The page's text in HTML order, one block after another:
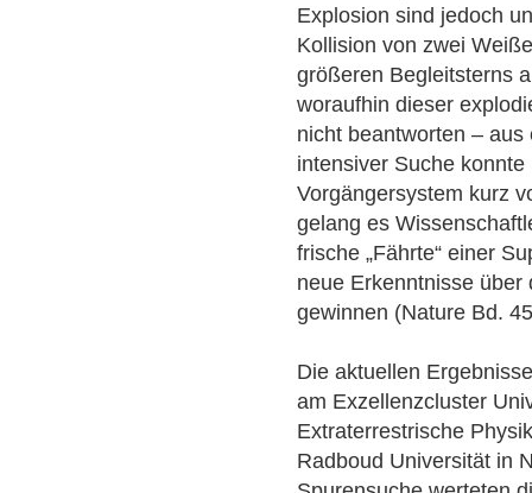
Explosion sind jedoch
Kollision von zwei
größeren Begleitsterns
woraufhin dieser
nicht beantworten –
intensiver Suche
Vorgängersystem kurz
gelang es
frische „Fährte“ einer
neue Erkenntnisse
gewinnen (Nature Bd.
Die aktuellen
am Exzellenzcluster
Extraterrestrische
Radboud Universität in